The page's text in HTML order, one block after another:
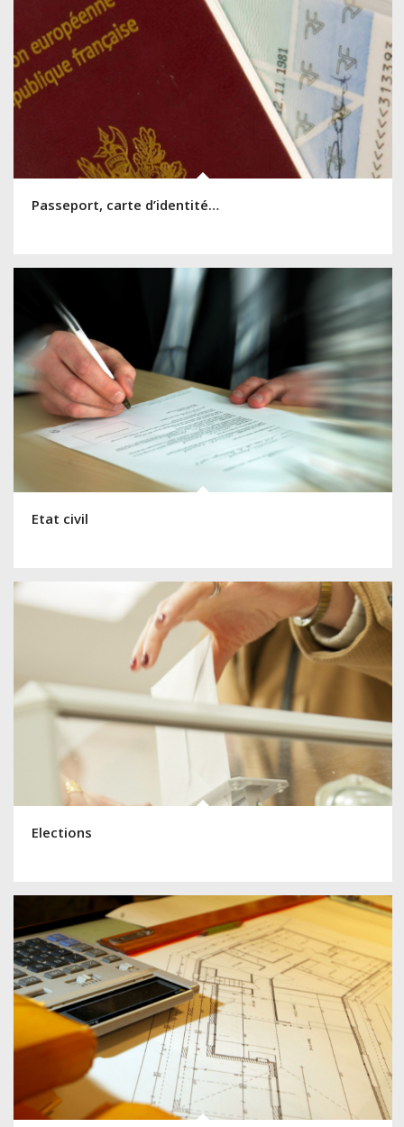
Passeport, carte d’identité…
Etat civil
Elections